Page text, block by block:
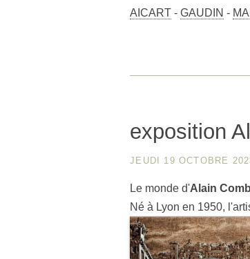
AICART -GAUDIN -
exposition
JEUDI 19 OCTOBRE
Le monde d'Alain
Né à Lyon en 1950,